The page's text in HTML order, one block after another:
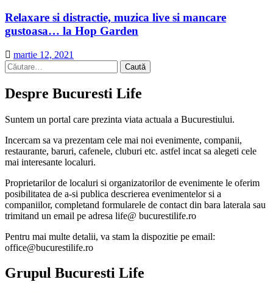
Relaxare si distractie, muzica live si mancare
gustoasa… la Hop Garden
martie 12, 2021
Caută
după:
Despre Bucuresti Life
Suntem un portal care prezinta viata actuala a Bucurestiului.
Incercam sa va prezentam cele mai noi evenimente, companii,
restaurante, baruri, cafenele, cluburi etc. astfel incat sa alegeti cele
mai interesante localuri.
Proprietarilor de localuri si organizatorilor de evenimente le oferim
posibilitatea de a-si publica descrierea evenimentelor si a
companiilor, completand formularele de contact din bara laterala sau
trimitand un email pe adresa life@ bucurestilife.ro
Pentru mai multe detalii, va stam la dispozitie pe email:
office@bucurestilife.ro
Grupul Bucuresti Life